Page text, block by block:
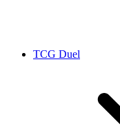
TCG Duel